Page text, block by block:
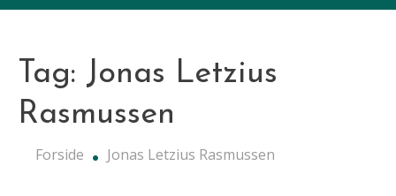
Tag: Jonas Letzius
Rasmussen
Forside Jonas Letzius Rasmussen